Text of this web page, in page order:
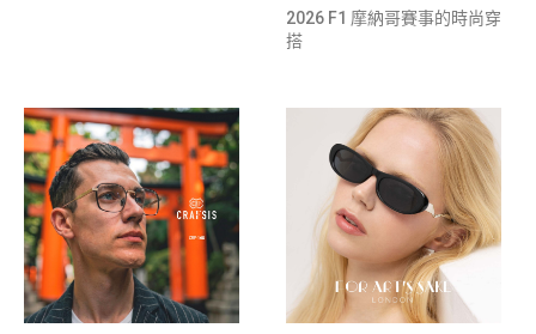
2026 F1 摩納哥賽事的時尚穿
搭